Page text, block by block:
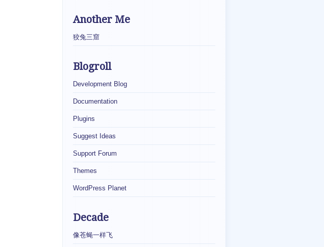
Another Me
狡兔三窟
Blogroll
Development Blog
Documentation
Plugins
Suggest Ideas
Support Forum
Themes
WordPress Planet
Decade
像苍蝇一样飞